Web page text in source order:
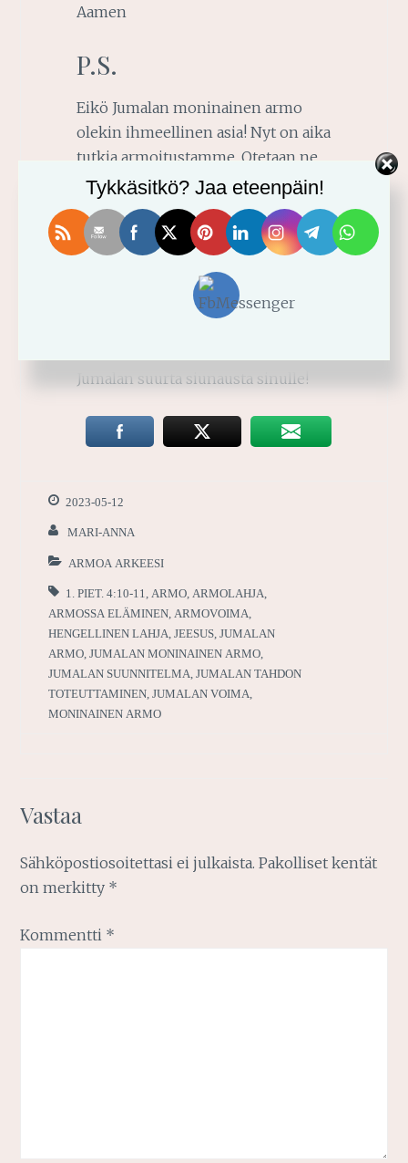
Aamen
P.S.
Eikö Jumalan moninainen armo
olekin ihmeellinen asia! Nyt on aika
tutkia armoitustamme. Otetaan ne
vastaan ja laitetaan ne Jumalan
antamin voimin käyttöön. Kaikki on
valmistettu. Joten pyydetään
Jumalaa näyttämään meille, mitkä
hänen suunnitelmansa ovat meille
itse kullekin. Elämä Jumalan kanssa
Jumalan suurta siunausta sinulle!
2023-05-12
MARI-ANNA
ARMOA ARKEESI
1. PIET. 4:10-11 ARMO ARMOLAHJA
ARMOSSA ELÄMINEN ARMOVOIMA
HENGELLINEN LAHJA ,JEESUS ,JUMALAN
ARMO ,JUMALAN MONINAINEN ARMO
JUMALAN SUUNNITELMA ,JUMALAN TAHDON
TOTEUTTAMINEN ,JUMALAN VOIMA
MONINAINEN ARMO
Vastaa
Sähköpostiosoitettasi ei julkaista. Pakolliset kentät
on merkitty *
Kommentti *
Tykkäsitkö? Jaa eteenpäin!